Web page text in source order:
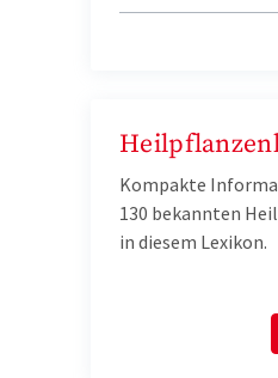
Kompakte
130 bekannten
in diesem Lexikon.